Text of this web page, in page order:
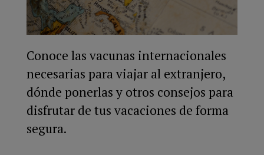
Conoce las vacunas internacionales
necesarias para viajar al extranjero,
dónde ponerlas y otros consejos para
disfrutar de tus vacaciones de forma
segura.